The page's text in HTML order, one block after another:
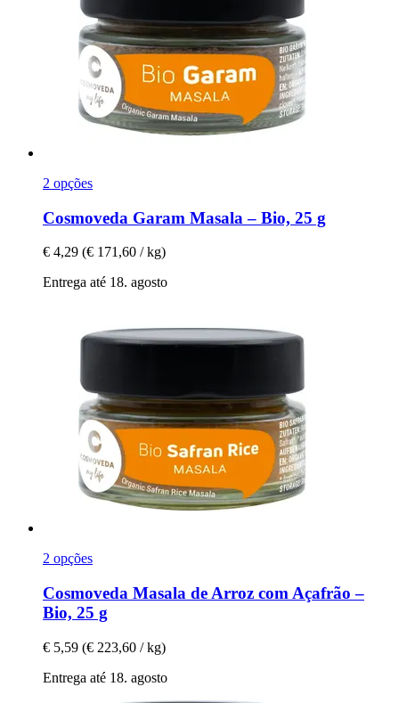
2 opções
Cosmoveda Garam Masala – Bio, 25 g
€ 4,29 (€ 171,60 / kg)
Entrega até 18. agosto
2 opções
Cosmoveda Masala de Arroz com Açafrão –
Bio, 25 g
€ 5,59 (€ 223,60 / kg)
Entrega até 18. agosto